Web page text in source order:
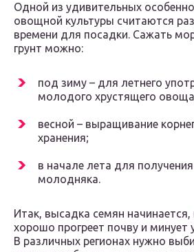
Одной из удивительных
овощной культуры считаются
времени для посадки. Сажать
грунт можно:
под зиму – для летнего
молодого хрустящего
весной – выращивание
хранения;
в начале лета для
молодняка.
Итак, высадка семян
хорошо прогреет почву и минует
В различных регионах нужно